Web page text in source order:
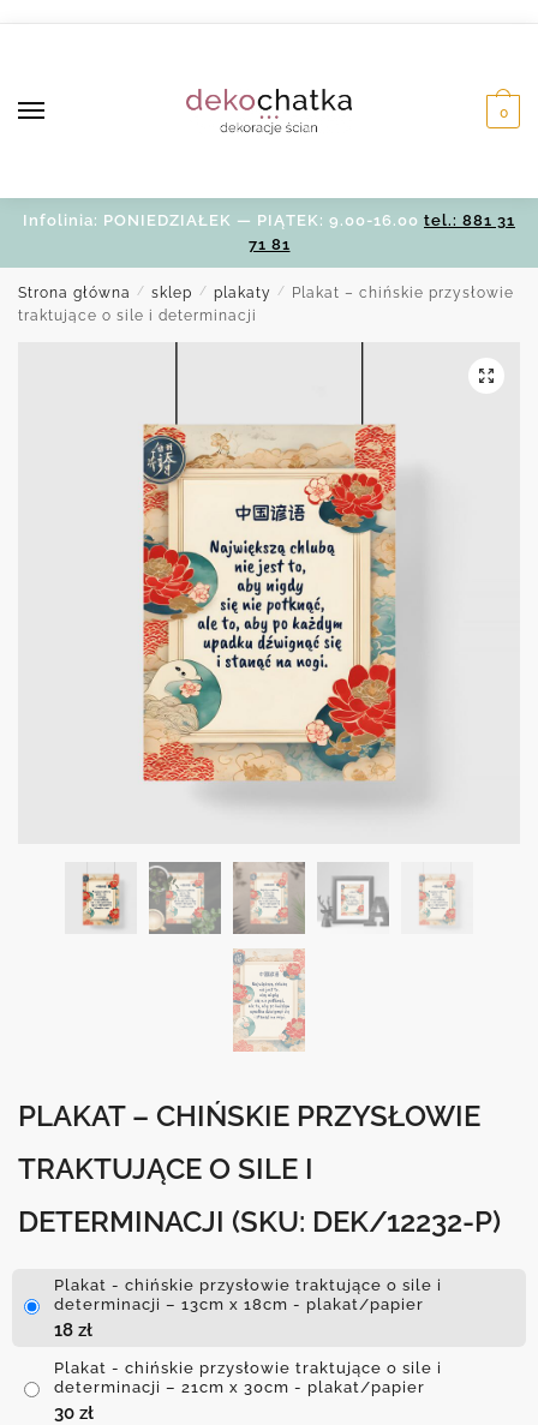
0
Infolinia: PONIEDZIAŁEK — PIĄTEK: 9.00-16.00 tel.: 881 31
71 81
Strona główna / sklep / plakaty /
Plakat – chińskie przysłowie
traktujące o sile i determinacji
PLAKAT – CHIŃSKIE PRZYSŁOWIE
TRAKTUJĄCE O SILE I
DETERMINACJI (SKU: DEK/12232-P)
Plakat - chińskie przysłowie traktujące o sile i
determinacji – 13cm x 18cm - plakat/papier
18 zł
Plakat - chińskie przysłowie traktujące o sile i
determinacji – 21cm x 30cm - plakat/papier
30 zł